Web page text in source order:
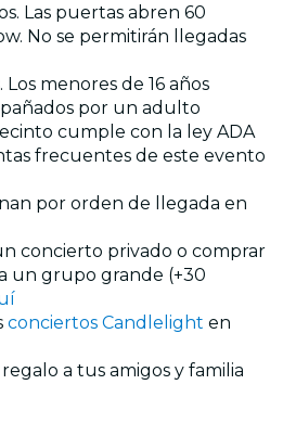
Las puertas abren 60
No se permitirán llegadas
Los menores de 16 años
por un adulto
cumple con la ley ADA
frecuentes de este evento
por orden de llegada en
concierto privado o comprar
un grupo grande (+30
conciertos Candlelight en
a tus amigos y familia